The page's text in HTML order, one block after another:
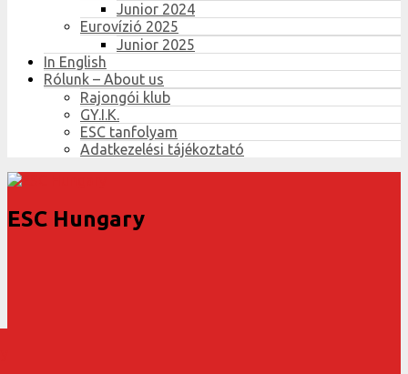
Junior 2024
Eurovízió 2025
Junior 2025
In English
Rólunk – About us
Rajongói klub
GY.I.K.
ESC tanfolyam
Adatkezelési tájékoztató
ESC Hungary